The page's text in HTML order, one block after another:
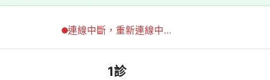
連線中斷，重新連線中…
1診